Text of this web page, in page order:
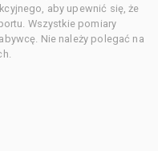
aby upewnić się, że
Wszystkie pomiary
Nie należy polegać na